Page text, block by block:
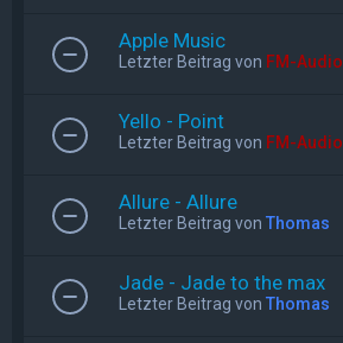
Apple Music
Letzter Beitrag von FM-Audio
Yello - Point
Letzter Beitrag von FM-Audio
Allure - Allure
Letzter Beitrag von Thomas
Jade - Jade to the max
Letzter Beitrag von Thomas